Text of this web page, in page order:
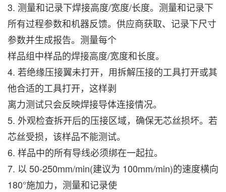
3. 测量和记录下焊接高度/宽度/长度。测量和记录下
所有过程参数和机器反馈。供应商获取、记录下尺寸
参数并生成报告。测量每个
样品组中样品的焊接高度/宽度和长度。
4. 若绝缘压接翼未打开，用拆解压接的工具打开或其
他合适的工具打开，这样剥
离力测试只会反映焊接导体连接情况。
5. 外观检查拆开后的压接区域，确保无芯丝损坏。若
芯丝受损，该样品不能测试。
6. 样品中的所有导线必须绑在一起拉。
7. 以 50-250mm/min(建议为 100mm/min)的速度横向
180°施加力，测量和记录使